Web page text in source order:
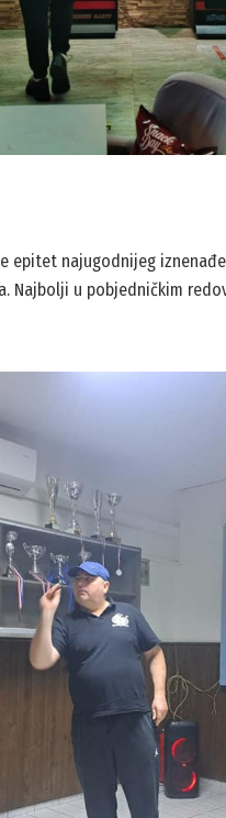
epitet najugodnijeg
Najbolji u pobjedničkim